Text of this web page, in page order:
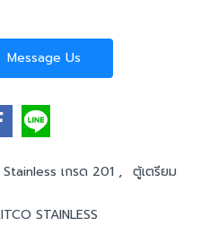
Message Us
Stainless เกรด 201 , ตู้เตรียม
STAINLESS